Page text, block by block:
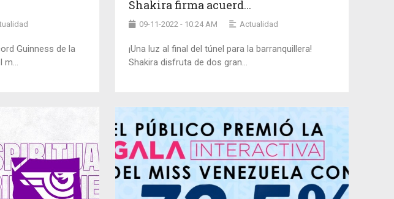
Guinness de la
m...
Shakira firma acuerd...
09-11-2022 - 10:24 AM Actualidad
¡Una luz al final del túnel para la barranquillera!
Shakira disfruta de dos gran...